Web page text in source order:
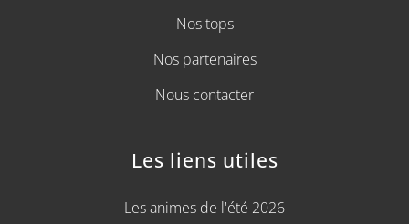
Nos tops
Nos partenaires
Nous contacter
Les liens utiles
Les animes de l'été 2026